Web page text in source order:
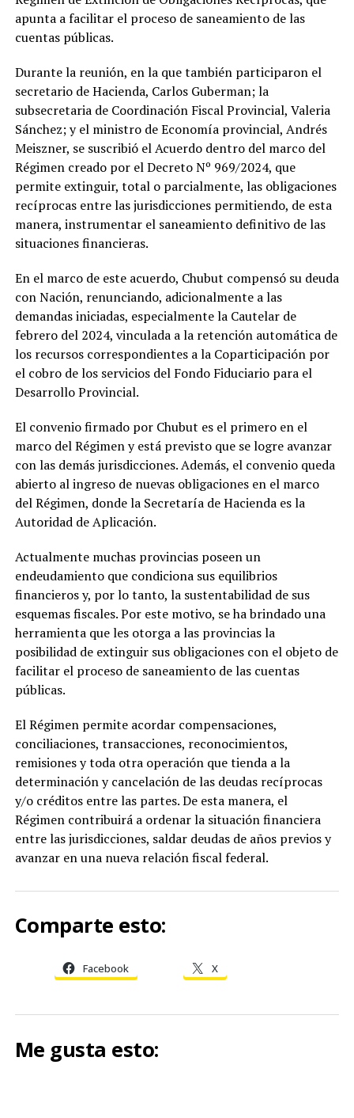
apunta a facilitar el proceso de saneamiento de las
cuentas públicas.
Durante la reunión, en la que también participaron el
secretario de Hacienda, Carlos Guberman; la
subsecretaria de Coordinación Fiscal Provincial, Valeria
Sánchez; y el ministro de Economía provincial, Andrés
Meiszner, se suscribió el Acuerdo dentro del marco del
Régimen creado por el Decreto Nº 969/2024, que
permite extinguir, total o parcialmente, las obligaciones
recíprocas entre las jurisdicciones permitiendo, de esta
manera, instrumentar el saneamiento definitivo de las
situaciones financieras.
En el marco de este acuerdo, Chubut compensó su deuda
con Nación, renunciando, adicionalmente a las
demandas iniciadas, especialmente la Cautelar de
febrero del 2024, vinculada a la retención automática de
los recursos correspondientes a la Coparticipación por
el cobro de los servicios del Fondo Fiduciario para el
Desarrollo Provincial.
El convenio firmado por Chubut es el primero en el
marco del Régimen y está previsto que se logre avanzar
con las demás jurisdicciones. Además, el convenio queda
abierto al ingreso de nuevas obligaciones en el marco
del Régimen, donde la Secretaría de Hacienda es la
Autoridad de Aplicación.
Actualmente muchas provincias poseen un
endeudamiento que condiciona sus equilibrios
financieros y, por lo tanto, la sustentabilidad de sus
esquemas fiscales. Por este motivo, se ha brindado una
herramienta que les otorga a las provincias la
posibilidad de extinguir sus obligaciones con el objeto de
facilitar el proceso de saneamiento de las cuentas
públicas.
El Régimen permite acordar compensaciones,
conciliaciones, transacciones, reconocimientos,
remisiones y toda otra operación que tienda a la
determinación y cancelación de las deudas recíprocas
y/o créditos entre las partes. De esta manera, el
Régimen contribuirá a ordenar la situación financiera
entre las jurisdicciones, saldar deudas de años previos y
avanzar en una nueva relación fiscal federal.
Comparte esto:
Facebook X
Me gusta esto: